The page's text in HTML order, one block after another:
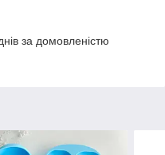
за домовленістю